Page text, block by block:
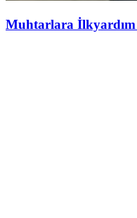
Muhtarlara